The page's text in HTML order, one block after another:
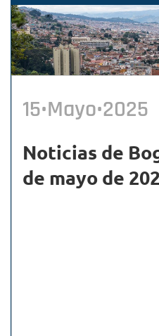
15•Mayo•2025
Noticias de
de mayo de